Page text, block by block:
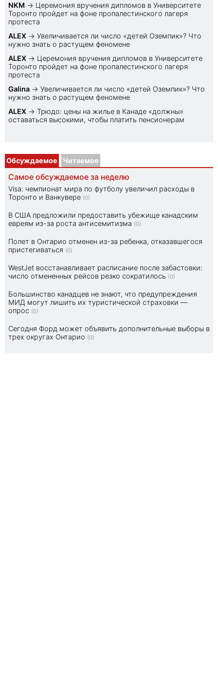
NKM → Церемония вручения дипломов в Университете
Торонто пройдет на фоне пропалестинского лагеря
протеста
ALEX → Увеличивается ли число «детей Оземпик»? Что
нужно знать о растущем феномене
ALEX → Церемония вручения дипломов в Университете
Торонто пройдет на фоне пропалестинского лагеря
протеста
Galina → Увеличивается ли число «детей Оземпик»? Что
нужно знать о растущем феномене
ALEX → Трюдо: цены на жилье в Канаде «должны»
оставаться высокими, чтобы платить пенсионерам
Обсуждаемое Читаемое
Самое обсуждаемое за неделю
Visa: чемпионат мира по футболу увеличил расходы в
Торонто и Ванкувере (0)
В США предложили предоставить убежище канадским
евреям из-за роста антисемитизма (0)
Полет в Онтарио отменен из-за ребенка, отказавшегося
пристегиваться (0)
WestJet восстанавливает расписание после забастовки:
число отмененных рейсов резко сократилось (0)
Большинство канадцев не знают, что предупреждения
МИД могут лишить их туристической страховки —
опрос (0)
Сегодня Форд может объявить дополнительные выборы в
трех округах Онтарио (0)